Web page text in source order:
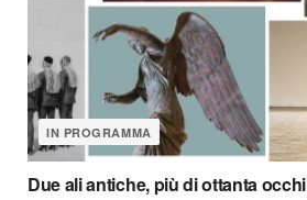
IN PROGRAMMA
Due ali antiche, più di ottanta occhi